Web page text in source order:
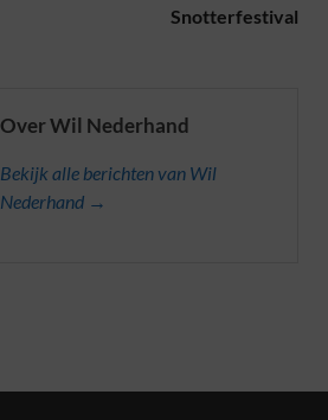
Snotterfestival
Over Wil Nederhand
Bekijk alle berichten van Wil
Nederhand →